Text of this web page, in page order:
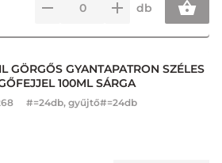
db
GÖRGŐS GYANTAPATRON SZÉLES
100ML SÁRGA
#=24db, gyűjtő#=24db